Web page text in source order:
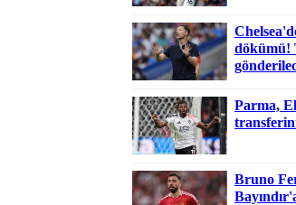
dökümü!
Parma,
Bruno